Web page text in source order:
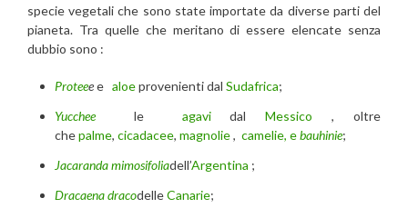
specie vegetali che sono state importate da diverse parti del
pianeta. Tra quelle che meritano di essere elencate senza
dubbio sono :
Proteeee aloeprovenienti dal Sudafrica;
Yucchee
le agavidalMessico , oltre
chepalme, cicadacee, magnolie, camelie, ebauhinie;
Jacaranda mimosifoliadell’Argentina ;
Dracaena dracodelleCanarie;